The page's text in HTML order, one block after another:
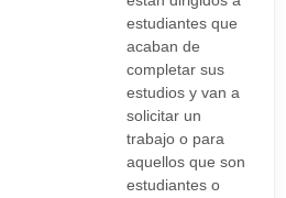
estudiantes que
acaban de
completar sus
estudios y van a
solicitar un
trabajo o para
aquellos que son
estudiantes o